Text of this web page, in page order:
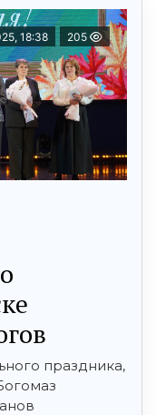
18:38 205
праздника,